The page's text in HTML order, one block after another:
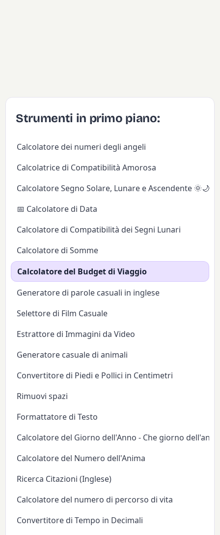
Strumenti in primo piano:
Calcolatore dei numeri degli angeli
Calcolatrice di Compatibilità Amorosa
Calcolatore Segno Solare, Lunare e Ascendente 🌞🌙✨
📅 Calcolatore di Data
Calcolatore di Compatibilità dei Segni Lunari
Calcolatore di Somme
Calcolatore del Budget di Viaggio
Generatore di parole casuali in inglese
Selettore di Film Casuale
Estrattore di Immagini da Video
Generatore casuale di animali
Convertitore di Piedi e Pollici in Centimetri
Rimuovi spazi
Formattatore di Testo
Calcolatore del Giorno dell'Anno - Che giorno
Calcolatore del Numero dell'Anima
Ricerca Citazioni (Inglese)
Calcolatore del numero di percorso di vita
Convertitore di Tempo in Decimali